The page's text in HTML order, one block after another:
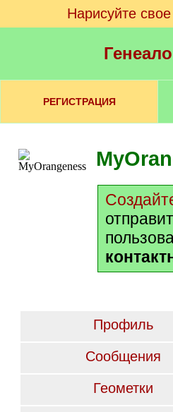
Нарисуйте
РЕГИСТРАЦИЯ
Профиль
Сообщения
Геометки